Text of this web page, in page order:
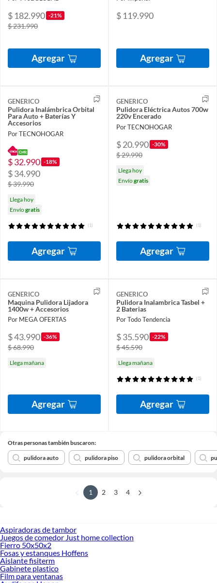
$ 182.990 -21%
$ 231.990
Agregar
$ 119.990
Agregar
GENERICO
Pulidora Inalámbrica Orbital
Para Auto + Baterías Y
Accesorios
Por TECNOHOGAR
$ 32.990 -18%
$ 34.990
$ 39.990
Llega hoy
Envíogratis
(1)
Agregar
GENERICO
Pulidora Eléctrica Autos 700w
220v Encerado
Por TECNOHOGAR
$ 20.990 -30%
$ 29.990
Llega hoy
Envíogratis
(1)
Agregar
GENERICO
Maquina Pulidora Lijadora
1400w + Accesorios
Por MEGA OFERTAS
$ 43.990 -36%
$ 68.990
Llega mañana
Agregar
GENERICO
Pulidora Inalambrica Tasbel +
2 Baterias
Por Todo Tendencia
$ 35.590 -22%
$ 45.590
Llega mañana
(1)
Agregar
Otras personas también buscaron:
pulidora auto pulidora piso pulidora orbital
1 2 3 4
Aspiradoras de tambor
Juegos de comedor Just home collection
Fierro 50x50x2
Fosas y estanques Hoffens
Aislante fisiterm
Gabinete plastico
Film para ventanas